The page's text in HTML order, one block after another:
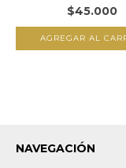
$45.000
NAVEGACIÓN